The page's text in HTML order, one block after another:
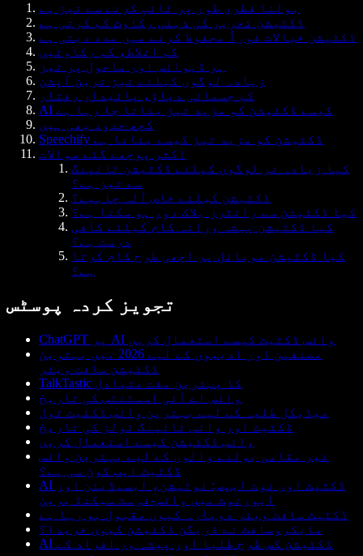
بولنا فطری طور پر ٹائپ کرنے سے تیز ہے
ڈکٹیشن تحریر کی ذہنی رکاوٹ کم کرتی ہے
ڈکٹیشن خیالات فوراً محفوظ کرنے میں مدد دیتی ہے
کم اغلاط، کم رکاوٹیں
ہر ڈیوائس اور ماحول پر تیز
زیادہ لوگوں کیلئے تیز ترین آپشن
کم جسمانی دباؤ، پائیدار رفتار
AI کیسے ڈکٹیشن کو مزید تیز بناتا جا رہا ہے
کچھ حدود بھی ہیں
Speechify ڈکٹیشن کو مزید تیز کیسے بناتا ہے
اکثر پوچھے گئے سوالات
کیا زیادہ تر لوگوں کیلئے ڈکٹیشن ٹائپنگ
سے تیز ہے؟
ڈکٹیشن کیلئے خاص آلہ چاہیے؟
کیا ڈکٹیشن سے رائٹرز بلاک دور ہو سکتا ہے؟
کیا ڈکٹیشن پیشہ ورانہ کام کیلئے کافی
درست ہے؟
کیا ڈکٹیشن موبائل پر اچھی طرح کام کرتا
ہے؟
تجویز کردہ پوسٹس
ChatGPT پر AI وائس ڈکٹیٹ کیسے استعمال کریں
مصنفین اور ادیبوں کے لیے 2026 میں بہترین
ڈکٹیشن سافٹ ویئر
TalkTastic کا بہترین مفت متبادل
وائس اے آئی اسسٹنٹس کی تاریخ
میڈیکل طلبہ کے لیے بہترین وائس ڈکٹیٹ ٹول
ڈکٹیٹ اور وائس ٹائپنگ ٹولز کی تاریخ
وائس ڈکٹیشن کیسے استعمال کریں
غیر مقامی بولنے والوں کے لیے بہترین وائس
ڈکٹیٹ ایپ کون سی ہے؟
AI ڈکٹیٹ اور نوٹ ایپس: نوٹیشن، ابسیڈیئن اور
ایورنوٹ میں وائس-فرسٹ سیکنڈ برین
ڈکٹیٹ سافٹ ویئر دوبارہ کیوں مقبول ہو رہا ہے
مایکروسافٹ نے ڈریگن ڈکٹیشن کیوں خریدا؟
AI ڈکٹیشن کس طرح طلبا اور پیشہ ور افراد کے